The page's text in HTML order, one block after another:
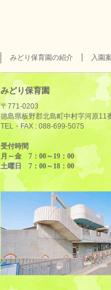
みどり保育園の紹介 入園
みどり保育園
〒771-0203
徳島県板野郡北島町中村字河原11
TEL・FAX : 088-699-5075
受付時間
月～金 7：00～19：00
土曜日 7：00～18：00